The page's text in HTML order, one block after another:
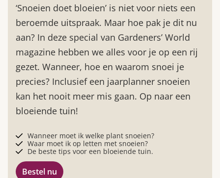
‘Snoeien doet bloeien’ is niet voor niets een
beroemde uitspraak. Maar hoe pak je dit nu
aan? In deze special van Gardeners’ World
magazine hebben we alles voor je op een rij
gezet. Wanneer, hoe en waarom snoei je
precies? Inclusief een jaarplanner snoeien
kan het nooit meer mis gaan. Op naar een
bloeiende tuin!
Wanneer moet ik welke plant snoeien?
Waar moet ik op letten met snoeien?
De beste tips voor een bloeiende tuin.
Bestel nu